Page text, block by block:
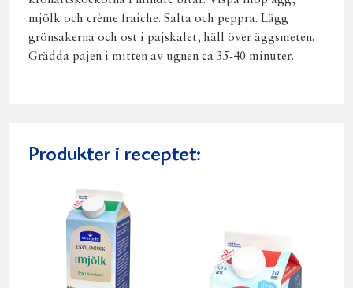
mjölk och crème fraiche. Salta och peppra. Lägg
grönsakerna och ost i pajskalet, häll över äggsmeten.
Grädda pajen i mitten av ugnen ca 35-40 minuter.
Produkter i receptet: